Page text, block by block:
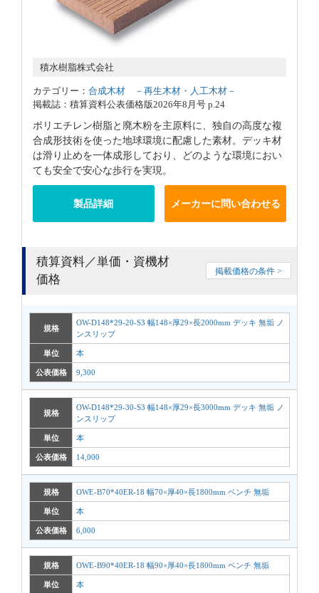
積水樹脂株式会社
カテゴリー： 合成木材 －再生木材・人工木材－
掲載誌：積算資料公表価格版2026年8月号 p.24
ポリエチレン樹脂と廃木粉を主原料に、独自の高度な複
合成形技術を使った地球環境に配慮した素材。デッキ材
は滑り止めを一体成形しており、どのような環境におい
ても安全で安心な歩行を実現。
製品詳細 メーカーに問い合わせる
積算資料／単価・資機材
価格
掲載価格の条件 >
規格
OW-D148*29-20-S3 幅148×厚29×長2000mm デッキ 無垢 ノ
ンスリップ
単位 本
公表価格 9,300
規格
OW-D148*29-30-S3 幅148×厚29×長3000mm デッキ 無垢 ノ
ンスリップ
単位 本
公表価格 14,000
規格 OWE-B70*40ER-18 幅70×厚40×長1800mm ベンチ 無垢
単位 本
公表価格 6,000
規格 OWE-B90*40ER-18 幅90×厚40×長1800mm ベンチ 無垢
単位 本